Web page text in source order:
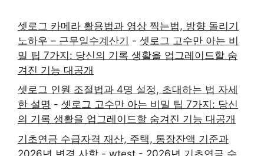
셋로그 카메라 활용법과 영상 찍는법, 방향 돌리기
노하우 – 근무일수계산기 - 셋로그 고수만 아는 비
밀 팁 7가지: 당신의 기록 생활을 업그레이드할 숨
겨진 기능 대공개
셋로그 인원 조절법과 4명 설정, 초대하는 법 자세
한 설명 - 셋로그 고수만 아는 비밀 팁 7가지: 당신
의 기록 생활을 업그레이드할 숨겨진 기능 대공개
기초연금 수급자격 재산, 주택, 통장잔액 기준과
2026년 변경 사항 - wtest - 2026년 기초연금 수